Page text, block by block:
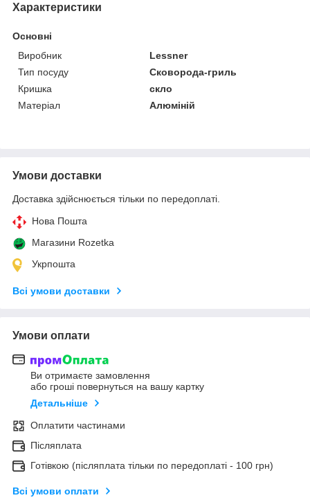
Характеристики
Основні
Виробник
Lessner
Тип посуду
Сковорода-гриль
Кришка
скло
Матеріал
Алюміній
Умови доставки
Доставка здійснюється тільки по передоплаті.
Нова Пошта
Магазини Rozetka
Укрпошта
Всі умови доставки
Умови оплати
Ви отримаєте замовлення
або гроші повернуться на вашу картку
Детальніше
Оплатити частинами
Післяплата
Готівкою (післяплата тільки по передоплаті - 100 грн)
Всі умови оплати